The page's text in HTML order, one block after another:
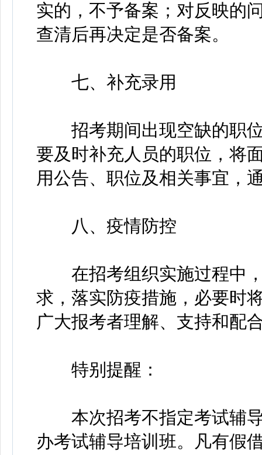
实的，不予备案；对反映的
查清后再决定是否备案。
七、补充录用
招考期间出现空缺的职位
要及时补充人员的职位，将
用公告、职位及相关事宜，
八、疫情防控
在招考组织实施过程中，
求，落实防疫措施，必要时
广大报考者理解、支持和配
特别提醒：
本次招考不指定考试辅导
办考试辅导培训班。凡有假